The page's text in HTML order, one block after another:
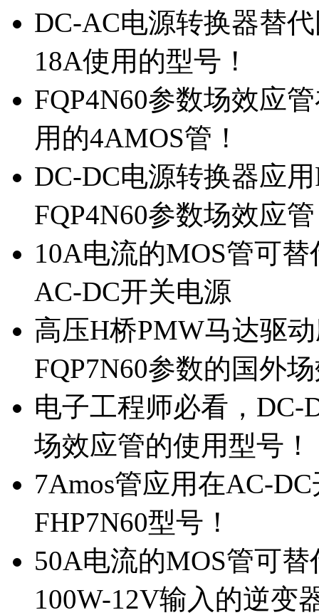
DC-AC电源转换器替
18A使用的型号！
FQP4N60参数场效应
用的4AMOS管！
DC-DC电源转换器应
FQP4N60参数场效应
10A电流的MOS管可
AC-DC开关电源
高压H桥PMW马达驱
FQP7N60参数的国外
电子工程师必看，DC-
场效应管的使用型号！
7Amos管应用在AC-
FHP7N60型号！
50A电流的MOS管可
100W-12V输入的逆变